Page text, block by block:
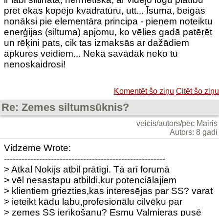
pret ēkas kopējo kvadratūru, utt... Īsumā, beigās
nonāksi pie elementāra principa - pieņem noteiktu
enerģijas (siltuma) apjomu, ko vēlies gadā patērēt
un rēķini pats, cik tas izmaksās ar dažādiem
apkures veidiem... Nekā savādāk neko tu
nenoskaidrosi!
Komentēt šo ziņu Citēt šo ziņu
Re: Zemes siltumsūknis?
veicis/autors/pēc Mairis
Autors: 8 gadi
Vidzeme Wrote:
-------------------------------------------------------
> Atkal Nokijs atbil prātīgi. Tā arī forumā
> vēl nesastapu atbildi,kur potenciālajiem
> klientiem griezties,kas interesējas par SS? varat
> ieteikt kādu labu,profesionālu cilvēku par
> zemes SS ierīkošanu? Esmu Valmieras pusē